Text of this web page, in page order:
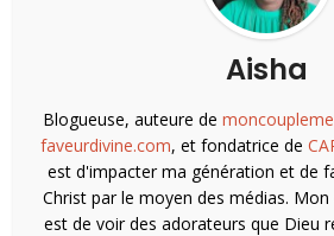
Aisha
Blogueuse, auteure de
faveurdivine.com, et fondatrice de
est d'impacter ma génération et de
Christ par le moyen des médias.
est de voir des adorateurs que Dieu